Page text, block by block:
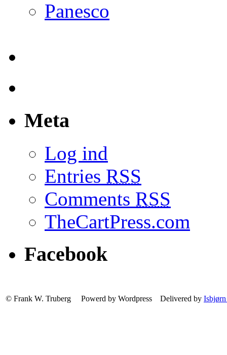
Panesco
Meta
Log ind
Entries RSS
Comments RSS
TheCartPress.com
Facebook
© Frank W. Truberg Powerd by Wordpress Delivered by